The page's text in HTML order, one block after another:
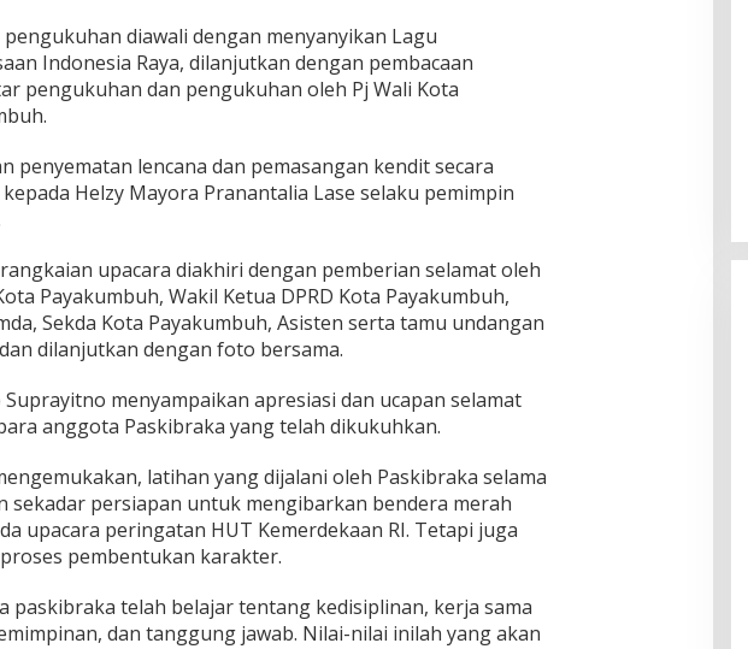
,
K
u
k
u
k
n
s
k
i
b
r
k
a
t
a
P
a
a
k
u
pengukuhan diawali dengan menyanyikan Lagu
Indonesia Raya, dilanjutkan dengan pembacaan
pengukuhan dan pengukuhan oleh Pj Wali Kota
penyematan lencana dan pemasangan kendit secara
Helzy Mayora Pranantalia Lase selaku pemimpin
upacara diakhiri dengan pemberian selamat oleh
Payakumbuh, Wakil Ketua DPRD Kota Payakumbuh,
Sekda Kota Payakumbuh, Asisten serta tamu undangan
dilanjutkan dengan foto bersama.
Suprayitno menyampaikan apresiasi dan ucapan selamat
anggota Paskibraka yang telah dikukuhkan.
latihan yang dijalani oleh Paskibraka selama
sekadar persiapan untuk mengibarkan bendera merah
upacara peringatan HUT Kemerdekaan RI. Tetapi juga
pembentukan karakter.
paskibraka telah belajar tentang kedisiplinan, kerja sama
dan tanggung jawab. Nilai-nilai inilah yang akan
tergantung DPR